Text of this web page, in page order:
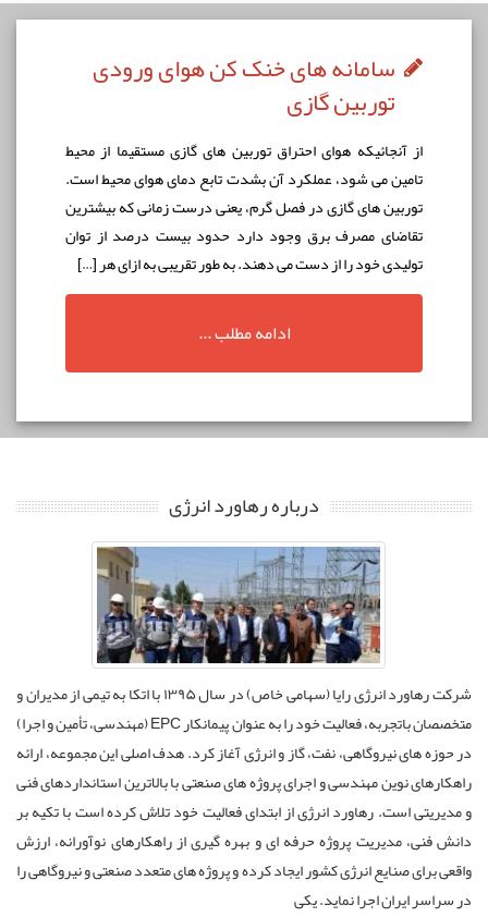
سامانه های خنک کن هوای ورودی
توربین گازی
از آنجائيكه هوای احتراق توربين های گازی مستقيما از محيط
تامين می شود، عملكرد آن بشدت تابع دمای هوای محيط است.
توربين های گازی در فصل گرم، يعنی درست زمانی که بيشترين
تقاضای مصرف برق وجود دارد حدود بيست درصد از توان
توليدی خود را از دست می دهند. به طور تقریبی به ازای هر […]
ادامه مطلب ...
درباره رهاورد انرژی
شرکت رهاورد انرژی رایا (سهامی خاص) در سال ۱۳۹۵ با اتکا به تیمی از مدیران و
متخصصان باتجربه، فعالیت خود را به عنوان پیمانکار EPC (مهندسی، تأمین و اجرا)
در حوزه های نیروگاهی، نفت، گاز و انرژی آغاز کرد. هدف اصلی این مجموعه، ارائه
راهکارهای نوین مهندسی و اجرای پروژه های صنعتی با بالاترین استانداردهای فنی
و مدیریتی است. رهاورد انرژی از ابتدای فعالیت خود تلاش کرده است با تکیه بر
دانش فنی، مدیریت پروژه حرفه ای و بهره گیری از راهکارهای نوآورانه، ارزش
واقعی برای صنایع انرژی کشور ایجاد کرده و پروژه های متعدد صنعتی و نیروگاهی را
در سراسر ایران اجرا نماید. یکی